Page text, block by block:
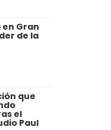
Gran
de la
que
el
Paul